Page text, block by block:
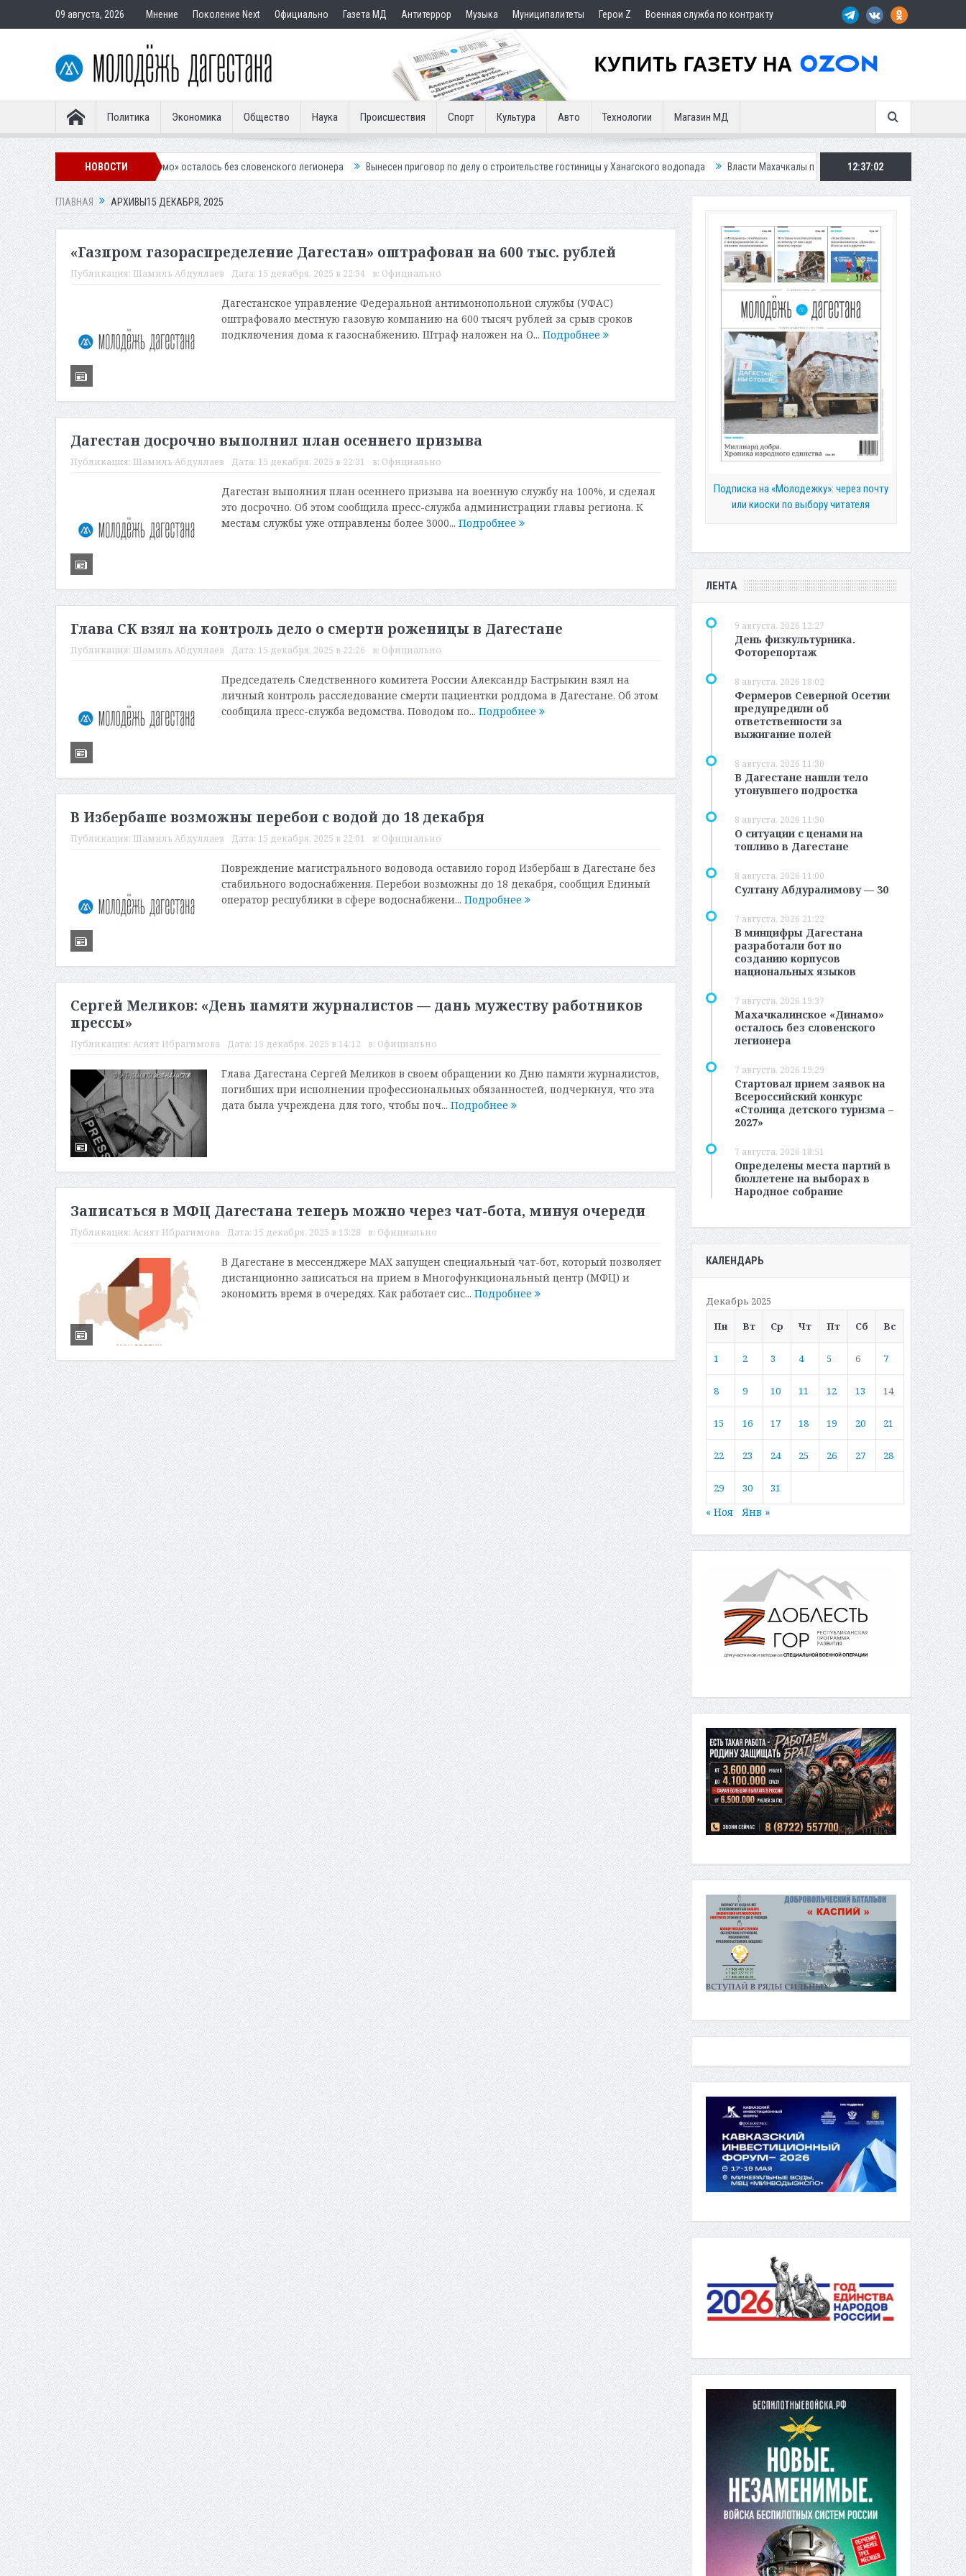
09 августа, 2026 Мнение Поколение Next Официально Газета МД Антитеррор Музыка Муниципалитеты Герои Z Военная служба по контракту
Политика Экономика Общество Наука Происшествия Спорт Культура Авто Технологии Магазин МД
НОВОСТИ
«Динамо» осталось без словенского легионера Вынесен приговор по делу о строительстве гостиницы у Ханагского водопада Власти Махачкалы планирует внедрить новую систему для улучшения
12:37:04
ГЛАВНАЯ АРХИВЫ15 ДЕКАБРЯ, 2025
«Газпром газораспределение Дагестан» оштрафован на 600 тыс. рублей
Публикация: Шамиль Абдуллаев Дата: 15 декабря, 2025 в 22:34 в: Официально
Дагестанское управление Федеральной антимонопольной службы (УФАС)
оштрафовало местную газовую компанию на 600 тысяч рублей за срыв сроков
подключения дома к газоснабжению. Штраф наложен на О... Подробнее
Дагестан досрочно выполнил план осеннего призыва
Публикация: Шамиль Абдуллаев Дата: 15 декабря, 2025 в 22:31 в: Официально
Дагестан выполнил план осеннего призыва на военную службу на 100%, и сделал
это досрочно. Об этом сообщила пресс-служба администрации главы региона. К
местам службы уже отправлены более 3000... Подробнее
Глава СК взял на контроль дело о смерти роженицы в Дагестане
Публикация: Шамиль Абдуллаев Дата: 15 декабря, 2025 в 22:26 в: Официально
Председатель Следственного комитета России Александр Бастрыкин взял на
личный контроль расследование смерти пациентки роддома в Дагестане. Об этом
сообщила пресс-служба ведомства. Поводом по... Подробнее
В Избербаше возможны перебои с водой до 18 декабря
Публикация: Шамиль Абдуллаев Дата: 15 декабря, 2025 в 22:01 в: Официально
Повреждение магистрального водовода оставило город Избербаш в Дагестане без
стабильного водоснабжения. Перебои возможны до 18 декабря, сообщил Единый
оператор республики в сфере водоснабжени... Подробнее
Сергей Меликов: «День памяти журналистов — дань мужеству работников
прессы»
Публикация: Асият Ибрагимова Дата: 15 декабря, 2025 в 14:12 в: Официально
Глава Дагестана Сергей Меликов в своем обращении ко Дню памяти журналистов,
погибших при исполнении профессиональных обязанностей, подчеркнул, что эта
дата была учреждена для того, чтобы поч... Подробнее
Записаться в МФЦ Дагестана теперь можно через чат-бота, минуя очереди
Публикация: Асият Ибрагимова Дата: 15 декабря, 2025 в 13:28 в: Официально
В Дагестане в мессенджере MAX запущен специальный чат-бот, который позволяет
дистанционно записаться на прием в Многофункциональный центр (МФЦ) и
экономить время в очередях. Как работает сис... Подробнее
Подписка на «Молодежку»: через почту
или киоски по выбору читателя
ЛЕНТА
9 августа, 2026 12:27
День физкультурника.
Фоторепортаж
8 августа, 2026 18:02
Фермеров Северной Осетии
предупредили об
ответственности за
выжигание полей
8 августа, 2026 11:30
В Дагестане нашли тело
утонувшего подростка
8 августа, 2026 11:30
О ситуации с ценами на
топливо в Дагестане
8 августа, 2026 11:00
Султану Абдуралимову — 30
7 августа, 2026 21:22
В минцифры Дагестана
разработали бот по
созданию корпусов
национальных языков
7 августа, 2026 19:37
Махачкалинское «Динамо»
осталось без словенского
легионера
7 августа, 2026 19:29
Стартовал прием заявок на
Всероссийский конкурс
«Столица детского туризма –
2027»
7 августа, 2026 18:51
Определены места партий в
бюллетене на выборах в
Народное собрание
КАЛЕНДАРЬ
Декабрь 2025
Пн
Вт Ср Чт Пт Сб Вс
1 2 3 4 5 6 7
8 9 10 11 12 13 14
15 16 17 18 19 20 21
22 23 24 25 26 27 28
29 30 31
« Ноя Янв »